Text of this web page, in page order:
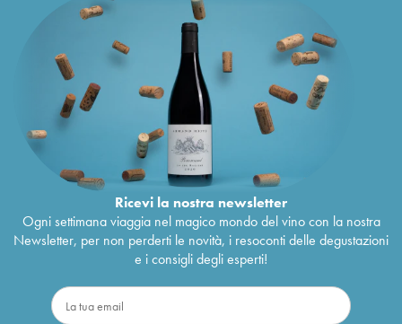
Ricevi la nostra newsletter
Ogni settimana viaggia nel magico mondo del vino con la nostra
Newsletter, per non perderti le novità, i resoconti delle degustazioni
e i consigli degli esperti!